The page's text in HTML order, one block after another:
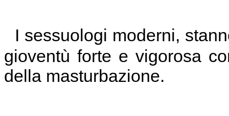
I sessuologi moderni,
gioventù forte e vigorosa
della masturbazione.